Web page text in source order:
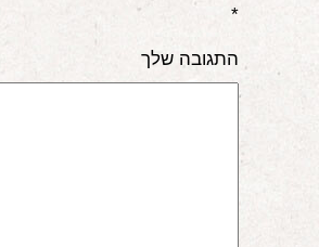
*
התגובה שלך